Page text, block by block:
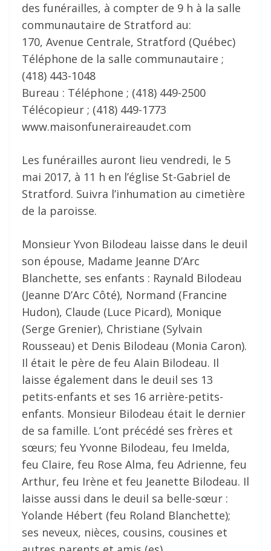
des funérailles, à compter de 9 h à la salle
communautaire de Stratford au:
170, Avenue Centrale, Stratford (Québec)
Téléphone de la salle communautaire ;
(418) 443-1048
Bureau : Téléphone ; (418) 449-2500
Télécopieur ; (418) 449-1773
www.maisonfuneraireaudet.com
Les funérailles auront lieu vendredi, le 5
mai 2017, à 11 h en l’église St-Gabriel de
Stratford. Suivra l’inhumation au cimetière
de la paroisse.
Monsieur Yvon Bilodeau laisse dans le deuil
son épouse, Madame Jeanne D’Arc
Blanchette, ses enfants : Raynald Bilodeau
(Jeanne D’Arc Côté), Normand (Francine
Hudon), Claude (Luce Picard), Monique
(Serge Grenier), Christiane (Sylvain
Rousseau) et Denis Bilodeau (Monia Caron).
Il était le père de feu Alain Bilodeau. Il
laisse également dans le deuil ses 13
petits-enfants et ses 16 arrière-petits-
enfants. Monsieur Bilodeau était le dernier
de sa famille. L’ont précédé ses frères et
sœurs; feu Yvonne Bilodeau, feu Imelda,
feu Claire, feu Rose Alma, feu Adrienne, feu
Arthur, feu Irène et feu Jeanette Bilodeau. Il
laisse aussi dans le deuil sa belle-sœur :
Yolande Hébert (feu Roland Blanchette);
ses neveux, nièces, cousins, cousines et